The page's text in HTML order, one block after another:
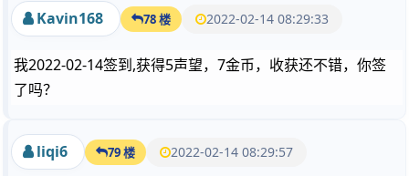
Kavin168 78 楼 2022-02-14 08:29:33
我2022-02-14签到,获得5声望，7金币，收获还不错，你签
了吗？
liqi6 79 楼 2022-02-14 08:29:57